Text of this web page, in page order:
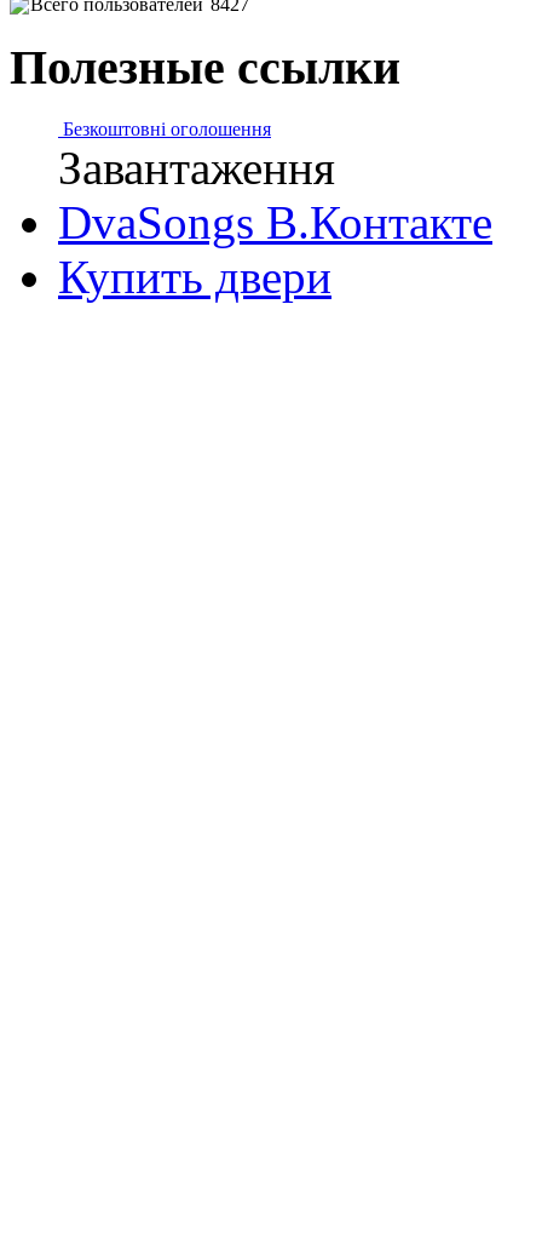
Всего пользователей 8427
Полезные ссылки
Безкоштовні оголошення
Завантаження
DvaSongs В.Контакте
Купить двери